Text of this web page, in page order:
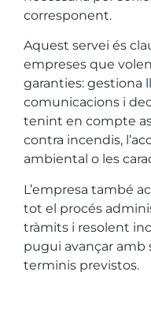
corresponent.
Aquest servei és
empreses que
garanties: gestiona
comunicacions i
tenint en compte
contra incendis,
ambiental o les
L’empresa també
tot el procés
tràmits i resolent
pugui avançar amb
terminis previstos.